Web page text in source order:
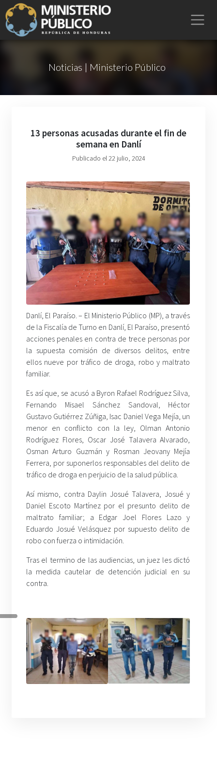
Noticias | Ministerio Público
13 personas acusadas durante el fin de
semana en Danlí
Publicado el 22 julio, 2024
Danlí, El Paraíso. – El Ministerio Público (MP), a través
de la Fiscalía de Turno en Danlí, El Paraíso, presentó
acciones penales en contra de trece personas por
la supuesta comisión de diversos delitos, entre
ellos nueve por tráfico de droga, robo y maltrato
familiar.
Es así que, se acusó a Byron Rafael Rodríguez Silva,
Fernando Misael Sánchez Sandoval, Héctor
Gustavo Gutiérrez Zúñiga, Isac Daniel Vega Mejía, un
menor en conflicto con la ley, Olman Antonio
Rodríguez Flores, Oscar José Talavera Alvarado,
Osman Arturo Guzmán y Rosman Jeovany Mejía
Ferrera, por suponerlos responsables del delito de
tráfico de droga en perjuicio de la salud pública.
Así mismo, contra Daylin Josué Talavera, Josué y
Daniel Escoto Martínez por el presunto delito de
maltrato familiar; a Edgar Joel Flores Lazo y
Eduardo Josué Velásquez por supuesto delito de
robo con fuerza o intimidación.
Tras el termino de las audiencias, un juez les dictó
la medida cautelar de detención judicial en su
contra.